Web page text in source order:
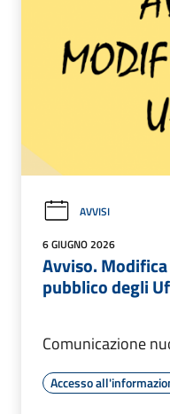
AVVISI
6 GIUGNO 2026
Avviso.
pubblico degli
Comunicazione
Accesso